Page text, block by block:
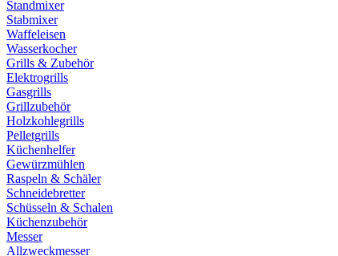
Standmixer
Stabmixer
Waffeleisen
Wasserkocher
Grills & Zubehör
Elektrogrills
Gasgrills
Grillzubehör
Holzkohlegrills
Pelletgrills
Küchenhelfer
Gewürzmühlen
Raspeln & Schäler
Schneidebretter
Schüsseln & Schalen
Küchenzubehör
Messer
Allzweckmesser